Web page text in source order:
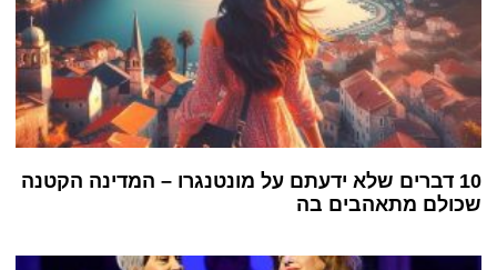
10 דברים שלא ידעתם על מונטנגרו – המדינה הקטנה
שכולם מתאהבים בה